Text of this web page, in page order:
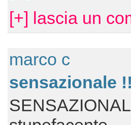
[+] lascia un
marco c
sensazionale